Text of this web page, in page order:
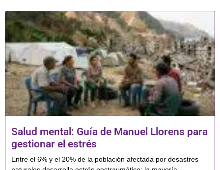
Salud mental: Guía de Manuel Llorens para
gestionar el estrés
Entre el 6% y el 20% de la población afectada por desastres